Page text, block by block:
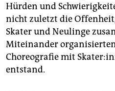
Hürden und
nicht zuletzt die
Skater und Neulinge
Miteinander
Choreografie mit
entstand.